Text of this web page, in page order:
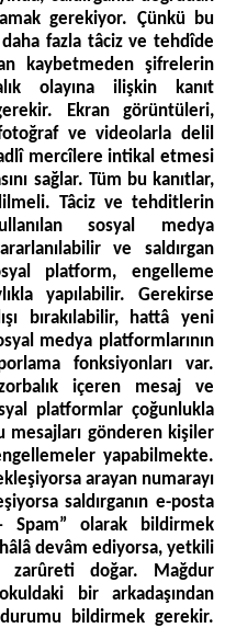
gerekiyor. Çünkü bu
daha fazla tâciz ve tehdîde
kaybetmeden şifrelerin
olayına ilişkin kanıt
Ekran görüntüleri,
ve videolarla delil
mercîlere intikal etmesi
sağlar. Tüm bu kanıtlar,
Tâciz ve tehditlerin
sosyal medya
ve saldırgan
platform, engelleme
yapılabilir. Gerekirse
bırakılabilir, hattâ yeni
medya platformlarının
fonksiyonları var.
içeren mesaj ve
platformlar çoğunlukla
gönderen kişiler
yapabilmekte.
arayan numarayı
saldırganın e-posta
Spam” olarak bildirmek
devâm ediyorsa, yetkili
doğar. Mağdur
bir arkadaşından
bildirmek gerekir.